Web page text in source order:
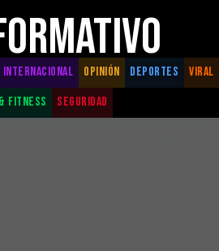
INTERNACIONAL OPINIÓN DEPORTES
VIRAL
FITNESS
SEGURIDAD